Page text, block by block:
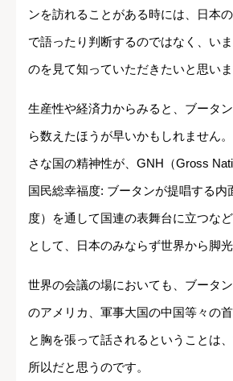
ンを訪れることがある時には、日本
で語ったり判断するのではなく、い
のを見て知っていただきたいと思いま
生産性や経済力からみると、ブータ
ら数えたほうが早いかもしれません
さな国の精神性が、GNH（Gross
国民総幸福度: ブータンが提唱する内
度）を通して国連の表舞台に立つな
として、日本のみならず世界から脚
世界の会議の場においても、ブータ
のアメリカ、軍事大国の中国等々の
と胸を張って話されるということは
所以だと思うのです。